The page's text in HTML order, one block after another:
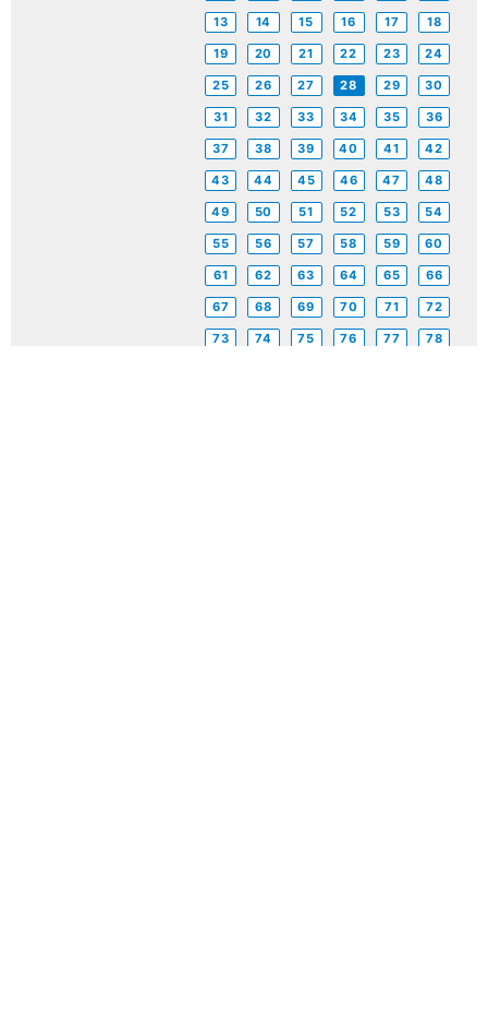
13 14 15 16 17 18
19 20 21 22 23 24
25 26 27 28 29 30
31 32 33 34 35 36
37 38 39 40 41 42
43 44 45 46 47 48
49 50 51 52 53 54
55 56 57 58 59 60
61 62 63 64 65 66
67 68 69 70 71 72
73 74 75 76 77 78